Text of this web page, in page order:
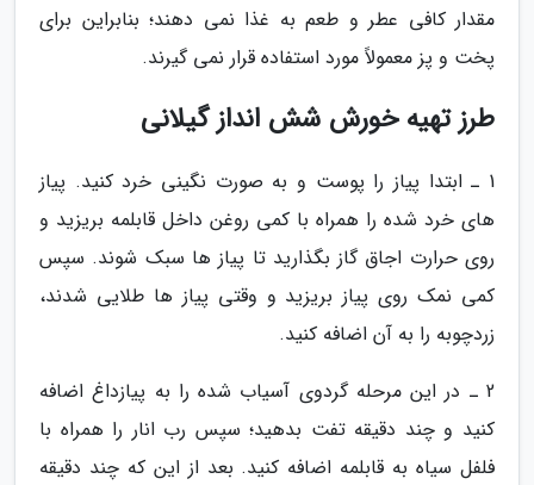
مقدار کافی عطر و طعم به غذا نمی دهند؛ بنابراین برای
پخت و پز معمولاً مورد استفاده قرار نمی گیرند.
طرز تهیه خورش شش انداز گیلانی
1 ـ ابتدا پیاز را پوست و به صورت نگینی خرد کنید. پیاز
های خرد شده را همراه با کمی روغن داخل قابلمه بریزید و
روی حرارت اجاق گاز بگذارید تا پیاز ها سبک شوند. سپس
کمی نمک روی پیاز بریزید و وقتی پیاز ها طلایی شدند،
زردچوبه را به آن اضافه کنید.
2 ـ در این مرحله گردوی آسیاب شده را به پیازداغ اضافه
کنید و چند دقیقه تفت بدهید؛ سپس رب انار را همراه با
فلفل سیاه به قابلمه اضافه کنید. بعد از این که چند دقیقه